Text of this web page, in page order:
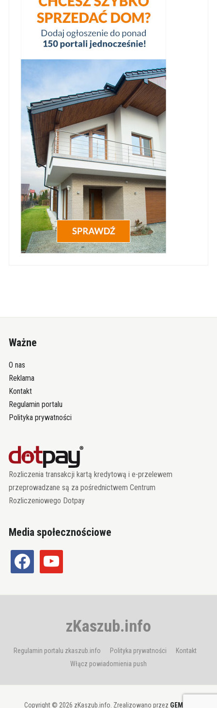
Ważne
O nas
Reklama
Kontakt
Regulamin portalu
Polityka prywatności
Rozliczenia transakcji kartą kredytową i e-przelewem
przeprowadzane są za pośrednictwem Centrum
Rozliczeniowego Dotpay
Media społecznościowe
facebook youtube
zKaszub.info
Regulamin portalu zkaszub.info Polityka prywatności
Kontakt
Włącz powiadomienia push
Copyright © 2026 zKaszub.info. Zrealizowano przez GEMBIT